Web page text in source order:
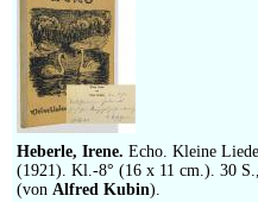
Kontakt
Ankauf
Links
Impressum
Heberle, Irene. Echo. Kleine
(1921). Kl.-8° (16 x 11 cm.). 30
(von Alfred Kubin).